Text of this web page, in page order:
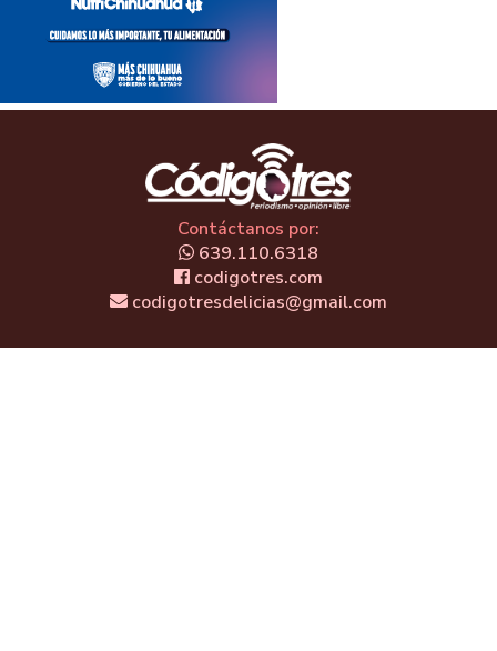
Contáctanos por:
639.110.6318
codigotres.com
codigotresdelicias@gmail.com